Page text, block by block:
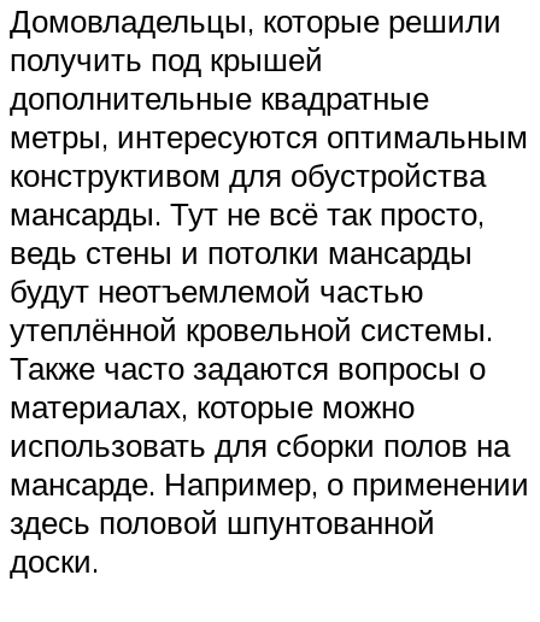
Домовладельцы, которые решили
получить под крышей
дополнительные квадратные
метры, интересуются оптимальным
конструктивом для обустройства
мансарды. Тут не всё так просто,
ведь стены и потолки мансарды
будут неотъемлемой частью
утеплённой кровельной системы.
Также часто задаются вопросы о
материалах, которые можно
использовать для сборки полов на
мансарде. Например, о применении
здесь половой шпунтованной
доски.